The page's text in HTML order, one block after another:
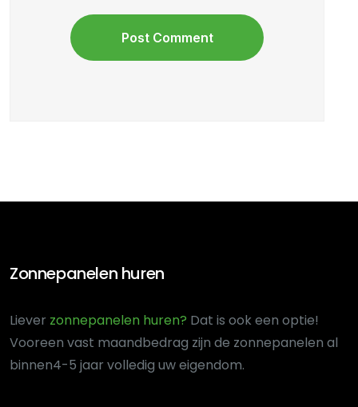
Zonnepanelen huren
Liever zonnepanelen huren? Dat is ook een optie!
Vooreen vast maandbedrag zijn de zonnepanelen al
binnen4-5 jaar volledig uw eigendom.